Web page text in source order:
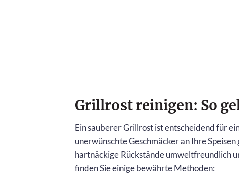
Grillrost reinigen: So
Ein sauberer Grillrost ist entscheidend für
unerwünschte Geschmäcker an Ihre
hartnäckige Rückstände umweltfreundlich
finden Sie einige bewährte Methoden: